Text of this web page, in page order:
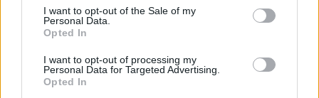
services and may gather and store information including but
not limited to your visit or usage behaviour. You may click to
grant or deny consent to Google and its third-party tags to
consent section.
I want to opt-out of the Sale of my
Personal Data.
Opted In
I want to opt-out of processing my
Personal Data for Targeted Advertising.
Opted In